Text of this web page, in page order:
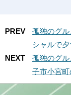
PREV
孤独のグ
シャルで夕
NEXT
孤独のグ
子市小宮